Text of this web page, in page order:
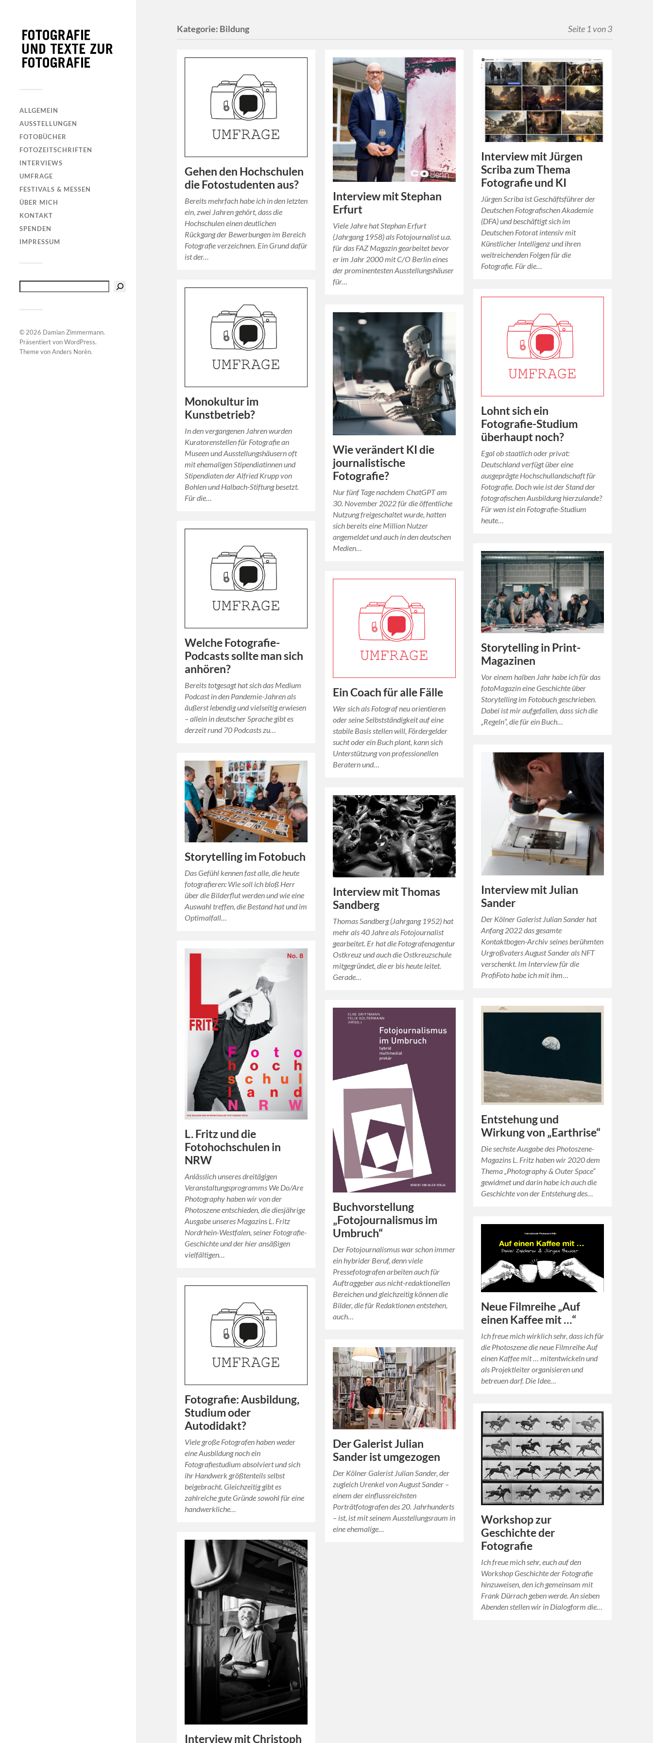
ALLGEMEIN
AUSSTELLUNGEN
FOTOBÜCHER
FOTOZEITSCHRIFTEN
INTERVIEWS
UMFRAGE
FESTIVALS & MESSEN
ÜBER MICH
KONTAKT
SPENDEN
IMPRESSUM
© 2026 Damian Zimmermann.
Präsentiert vonWordPress.
Theme vonAnders Norén.
Kategorie: Bildung Seite 1 von 3
Gehen den Hochschulen
die Fotostudenten aus?
Bereits mehrfach habe ich in den letzten
ein, zwei Jahren gehört, dass die
Hochschulen einen deutlichen
Rückgang der Bewerbungen im Bereich
Fotografie verzeichnen. Ein Grund dafür
ist der…
Interview mit Stephan
Erfurt
Viele Jahre hat Stephan Erfurt
(Jahrgang 1958) als Fotojournalist u.a.
für das FAZ Magazin gearbeitet bevor
er im Jahr 2000 mit C/O Berlin eines
der prominentesten Ausstellungshäuser
für…
Interview mit Jürgen
Scriba zum Thema
Fotografie und KI
Jürgen Scriba ist Geschäftsführer der
Deutschen Fotografischen Akademie
(DFA) und beschäftigt sich im
Deutschen Fotorat intensiv mit
Künstlicher Intelligenz und ihren
weitreichenden Folgen für die
Fotografie. Für die…
Monokultur im
Kunstbetrieb?
In den vergangenen Jahren wurden
Kuratorenstellen für Fotografie an
Museen und Ausstellungshäusern oft
mit ehemaligen Stipendiatinnen und
Stipendiaten der Alfried Krupp von
Bohlen und Halbach-Stiftung besetzt.
Für die…
Lohnt sich ein
Fotografie-Studium
überhaupt noch?
Egal ob staatlich oder privat:
Deutschland verfügt über eine
ausgeprägte Hochschullandschaft für
Fotografie. Doch wie ist der Stand der
fotografischen Ausbildung hierzulande?
Für wen ist ein Fotografie-Studium
heute…
Wie verändert KI die
journalistische
Fotografie?
Nur fünf Tage nachdem ChatGPT am
30. November 2022 für die öffentliche
Nutzung freigeschaltet wurde, hatten
sich bereits eine Million Nutzer
angemeldet und auch in den deutschen
Medien…
Welche Fotografie-
Podcasts sollte man sich
anhören?
Bereits totgesagt hat sich das Medium
Podcast in den Pandemie-Jahren als
äußerst lebendig und vielseitig erwiesen
– allein in deutscher Sprache gibt es
derzeit rund 70 Podcasts zu…
Storytelling in Print-
Magazinen
Vor einem halben Jahr habe ich für das
fotoMagazin eine Geschichte über
Storytelling im Fotobuch geschrieben.
Dabei ist mir aufgefallen, dass sich die
„Regeln“, die für ein Buch…
Ein Coach für alle Fälle
Wer sich als Fotograf neu orientieren
oder seine Selbstständigkeit auf eine
stabile Basis stellen will, Fördergelder
sucht oder ein Buch plant, kann sich
Unterstützung von professionellen
Beratern und…
Interview mit Julian
Sander
Der Kölner Galerist Julian Sander hat
Anfang 2022 das gesamte
Kontaktbogen-Archiv seines berühmten
Urgroßvaters August Sander als NFT
verschenkt. Im Interview für die
ProfiFoto habe ich mit ihm…
Storytelling im Fotobuch
Das Gefühl kennen fast alle, die heute
fotografieren: Wie soll ich bloß Herr
über die Bilderflut werden und wie eine
Auswahl treffen, die Bestand hat und im
Optimalfall…
Interview mit Thomas
Sandberg
Thomas Sandberg (Jahrgang 1952) hat
mehr als 40 Jahre als Fotojournalist
gearbeitet. Er hat die Fotografenagentur
Ostkreuz und auch die Ostkreuzschule
mitgegründet, die er bis heute leitet.
Gerade…
L. Fritz und die
Fotohochschulen in
NRW
Anlässlich unseres dreitägigen
Veranstaltungsprogramms We Do/Are
Photography haben wir von der
Photoszene entschieden, die diesjährige
Ausgabe unseres Magazins L. Fritz
Nordrhein-Westfalen, seiner Fotografie-
Geschichte und der hier ansäßigen
vielfältigen…
Entstehung und
Wirkung von „Earthrise“
Die sechste Ausgabe des Photoszene-
Magazins L. Fritz haben wir 2020 dem
Thema „Photography & Outer Space“
gewidmet und darin habe ich auch die
Geschichte von der Entstehung des…
Buchvorstellung
„Fotojournalismus im
Umbruch“
Der Fotojournalismus war schon immer
ein hybrider Beruf, denn viele
Pressefotografen arbeiten auch für
Auftraggeber aus nicht-redaktionellen
Bereichen und gleichzeitig können die
Bilder, die für Redaktionen entstehen,
auch…
Neue Filmreihe „Auf
einen Kaffee mit …“
Ich freue mich wirklich sehr, dass ich für
die Photoszene die neue Filmreihe Auf
einen Kaffee mit … mitentwickeln und
als Projektleiter organisieren und
betreuen darf. Die Idee…
Fotografie: Ausbildung,
Studium oder
Autodidakt?
Viele große Fotografen haben weder
eine Ausbildung noch ein
Fotografiestudium absolviert und sich
ihr Handwerk größtenteils selbst
beigebracht. Gleichzeitig gibt es
zahlreiche gute Gründe sowohl für eine
handwerkliche…
Der Galerist Julian
Sander ist umgezogen
Der Kölner Galerist Julian Sander, der
zugleich Urenkel von August Sander –
einem der einflussreichsten
Porträtfotografen des 20. Jahrhunderts
– ist, ist mit seinem Ausstellungsraum in
eine ehemalige…
Workshop zur
Geschichte der
Fotografie
Ich freue mich sehr, euch auf den
Workshop Geschichte der Fotografie
hinzuweisen, den ich gemeinsam mit
Frank Dürrach geben werde. An sieben
Abenden stellen wir in Dialogform die…
Interview mit Christoph